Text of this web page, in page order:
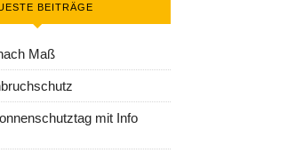
BEITRÄGE
Maß
mit Info